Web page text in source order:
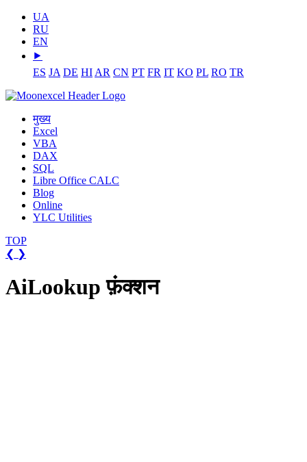
UA
RU
EN
⯈
ES JA DE HI AR CN PT FR IT KO PL RO TR
मुख्य
Excel
VBA
DAX
SQL
Libre Office CALC
Blog
Online
YLC Utilities
TOP
❮ ❯
AiLookup फ़ंक्शन